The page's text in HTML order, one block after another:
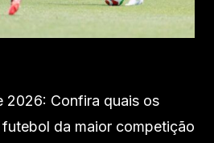
2026: Confira quais os
da maior competição